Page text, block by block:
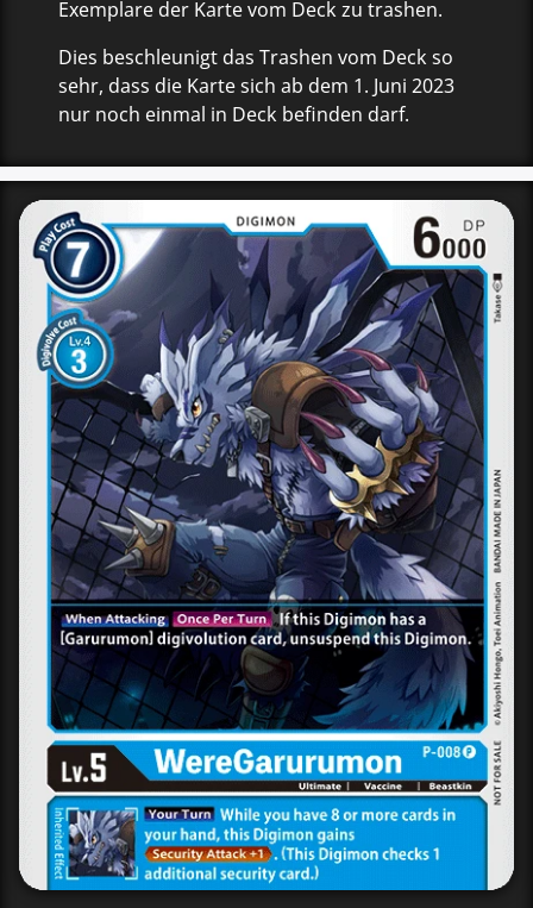
Exemplare der Karte vom Deck zu trashen.
Dies beschleunigt das Trashen vom Deck so
sehr, dass die Karte sich ab dem 1. Juni 2023
nur noch einmal in Deck befinden darf.